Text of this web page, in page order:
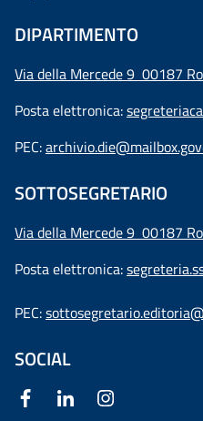
DIPARTIMENTO
Via della Mercede 9 00187
Posta elettronica:
PEC:
SOTTOSEGRETARIO
Via della Mercede 9 00187
Posta elettronica:
PEC:
SOCIAL